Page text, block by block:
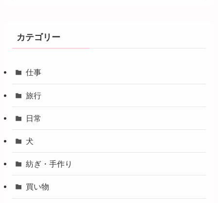
カテゴリー
仕事
旅行
日常
犬
紡ぎ・手作り
買い物